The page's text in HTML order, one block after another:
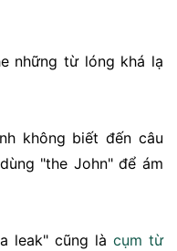
những từ lóng khá lạ
không biết đến câu
"the John" để ám
leak" cũng là cụm từ